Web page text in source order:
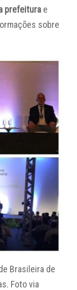
prefeitura e
sobre
Brasileira de
Foto via